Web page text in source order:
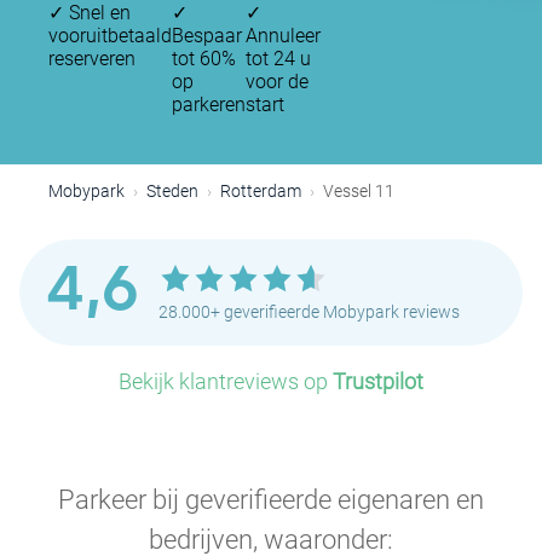
✓ Snel en
vooruitbetaald
reserveren
✓
Bespaar
tot 60%
op
parkeren
✓
Annuleer
tot 24 u
voor de
start
Mobypark Steden Rotterdam Vessel 11
4,6 28.000+ geverifieerde Mobypark reviews
Bekijk klantreviews op Trustpilot
Parkeer bij geverifieerde eigenaren en
bedrijven, waaronder: